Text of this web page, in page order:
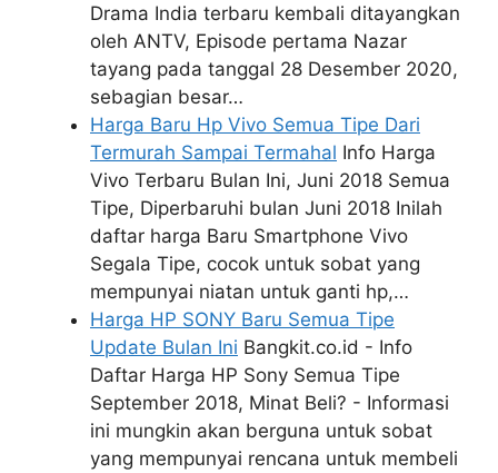
Drama India terbaru kembali ditayangkan
oleh ANTV, Episode pertama Nazar
tayang pada tanggal 28 Desember 2020,
sebagian besar…
Harga Baru Hp Vivo Semua Tipe Dari
Termurah Sampai Termahal Info Harga
Vivo Terbaru Bulan Ini, Juni 2018 Semua
Tipe, Diperbaruhi bulan Juni 2018 Inilah
daftar harga Baru Smartphone Vivo
Segala Tipe, cocok untuk sobat yang
mempunyai niatan untuk ganti hp,…
Harga HP SONY Baru Semua Tipe
Update Bulan Ini Bangkit.co.id - Info
Daftar Harga HP Sony Semua Tipe
September 2018, Minat Beli? - Informasi
ini mungkin akan berguna untuk sobat
yang mempunyai rencana untuk membeli